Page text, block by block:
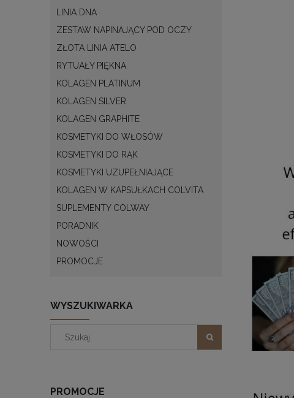
LINIA DNA
ZESTAW NAPINAJĄCY POD OCZY
ZŁOTA LINIA ATELO
RYTUAŁY PIĘKNA
KOLAGEN PLATINUM
KOLAGEN SILVER
KOLAGEN GRAPHITE
KOSMETYKI DO WŁOSÓW
KOSMETYKI DO RĄK
KOSMETYKI UZUPEŁNIAJĄCE
KOLAGEN W KAPSUŁKACH COLVITA
SUPLEMENTY COLWAY
PORADNIK
NOWOŚCI
PROMOCJE
WYSZUKIWARKA
PROMOCJE